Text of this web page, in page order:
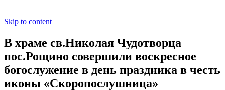
Skip to content
В храме св.Николая Чудотворца
пос.Рощино совершили воскресное
богослужение в день праздника в честь
иконы «Скоропослушница»